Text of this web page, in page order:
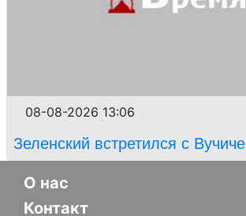
08-08-2026 13:06
Зеленский встретился с
О нас
Контакт